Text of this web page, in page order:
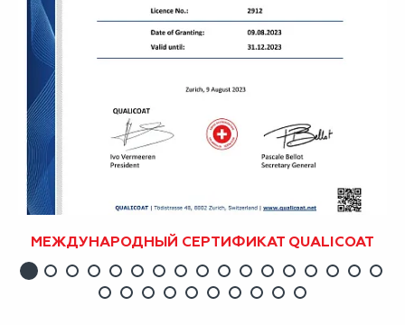
МЕЖДУНАРОДНЫЙ СЕРТИФИКАТ QUALICOAT